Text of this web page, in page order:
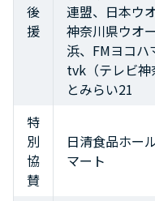
後
援
連盟、日本ウ
神奈川県ウオ
浜、FMヨコハ
tvk（テレビ神
とみらい21
特
別
協
賛
日清食品ホー
マート